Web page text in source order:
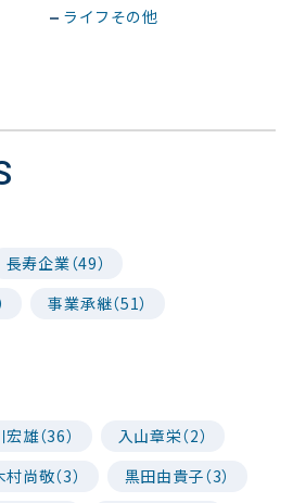
ライフその他
長寿企業（49）
事業承継（51）
雄（36）
入山章栄（2）
村尚敬（3）
黒田由貴子（3）